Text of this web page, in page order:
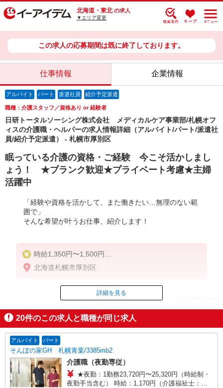
北海道・東北 の求人
▼エリア変更
この求人の応募期間は既に終了しております。
仕事情報 企業情報
アルバイト パート 派遣社員 紹介予定派遣
職種：介護スタッフ／資格あり or 経験者
日研トータルソーシング株式会社 メディカルケア事業部/札幌オフ
ィスの介護職・ヘルパーの求人情報詳細（アルバイト/パート/派遣社
員/紹介予定派遣） - 札幌市厚別区
眠っている介護の資格・ご経験 今こそ活かしまし
ょう！ ★ブランク歓迎★プライベート考慮★主婦
活躍中
「経験や資格を活かして、また働きたい…無理のない範
囲で」
そんな希望が叶うお仕事、紹介します！
時給1,350円〜1,500円
◆無資格・経験者：時給1,350円〜
◆介護福祉士：時給1,500円〜
※経験者は3ヶ月以上
※給与幅は経験・能力による
★週払いOK（規定あり）
北海道札幌市厚別区
ID：AE0626558607
掲載期間終了
詳細を見る
20件のこの求人と職種が同じ求人
アルバイト パート
そんぽの家GH 札幌青葉/3385mb2
介護職（夜勤専従）
★夜勤：1勤務23,720円〜25,320円（時給制・
夜勤手当含む） 時給：1,170円（介護福祉士：